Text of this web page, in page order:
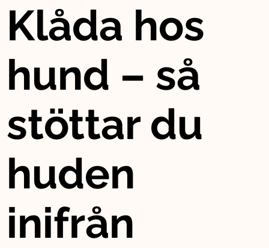
Klåda hos
hund – så
stöttar du
huden
inifrån